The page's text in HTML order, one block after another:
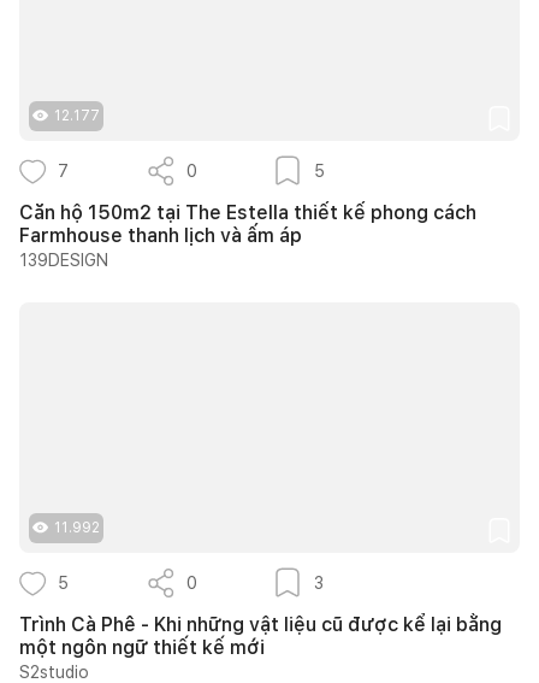
12.177
7 0 5
Căn hộ 150m2 tại The Estella thiết kế phong cách
Farmhouse thanh lịch và ấm áp
139DESIGN
11.992
5 0 3
Trình Cà Phê - Khi những vật liệu cũ được kể lại bằng
một ngôn ngữ thiết kế mới
S2studio